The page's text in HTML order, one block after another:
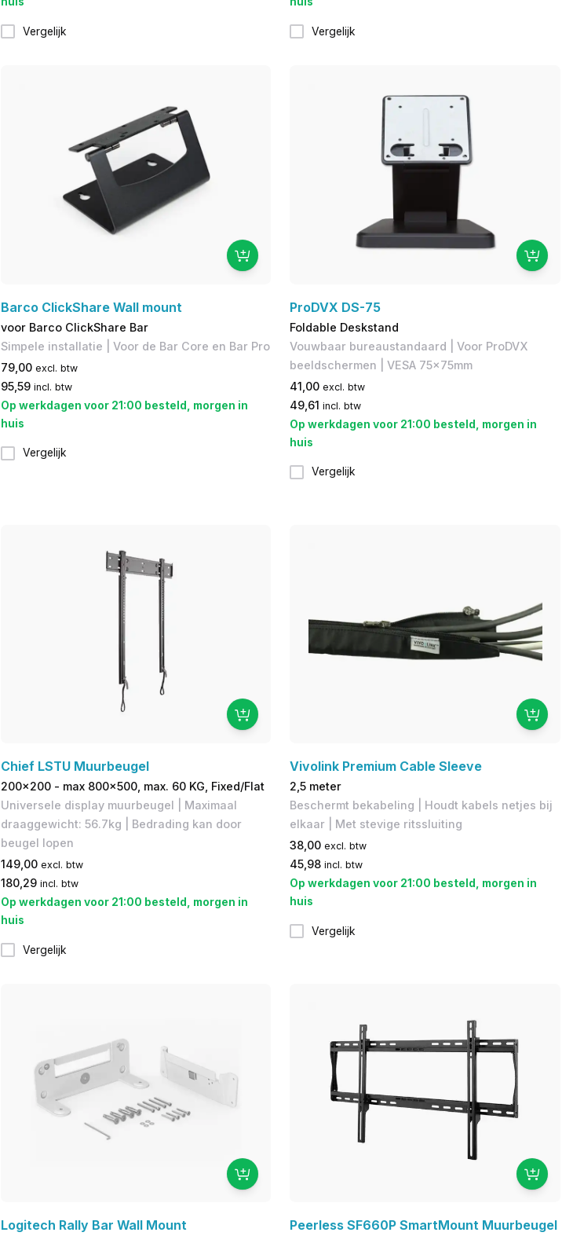
Vergelijk Vergelijk
Barco ClickShare Wall mount
voor Barco ClickShare Bar
Simpele installatie | Voor de Bar Core en Bar Pro
79,00 excl. btw
95,59 incl. btw
Op werkdagen voor 21:00 besteld, morgen in
huis
Vergelijk
ProDVX DS-75
Foldable Deskstand
Vouwbaar bureaustandaard | Voor ProDVX
beeldschermen | VESA 75x75mm
41,00 excl. btw
49,61 incl. btw
Op werkdagen voor 21:00 besteld, morgen in
huis
Vergelijk
Chief LSTU Muurbeugel
200x200 - max 800x500, max. 60 KG, Fixed/Flat
Universele display muurbeugel | Maximaal
draaggewicht: 56.7kg | Bedrading kan door
beugel lopen
149,00 excl. btw
180,29 incl. btw
Op werkdagen voor 21:00 besteld, morgen in
huis
Vergelijk
Vivolink Premium Cable Sleeve
2,5 meter
Beschermt bekabeling | Houdt kabels netjes bij
elkaar | Met stevige ritssluiting
38,00 excl. btw
45,98 incl. btw
Op werkdagen voor 21:00 besteld, morgen in
huis
Vergelijk
Logitech Rally Bar Wall Mount Peerless SF660P SmartMount Muurbeugel